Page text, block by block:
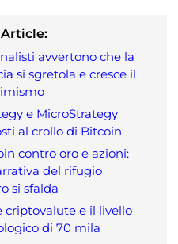
avvertono che la
si sgretola e cresce il
e MicroStrategy
al crollo di Bitcoin
contro oro e azioni:
del rifugio
si sfalda
criptovalute e il livello
di 70 mila